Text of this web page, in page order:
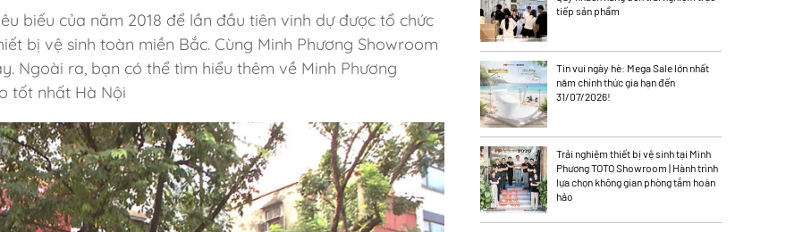
biếu của năm 2018 để lần đầu tiên vinh dự được tổ chức
bị vệ sinh toàn miền Bắc. Cùng Minh Phương Showroom
Ngoài ra, bạn có thể tìm hiểu thêm về Minh Phương
tốt nhất Hà Nội
tiếp sản phẩm
Tin vui ngày hè: Mega Sale lớn nhất
năm chính thức gia hạn đến
31/07/2026!
Trải nghiệm thiết bị vệ sinh tại Minh
Phương TOTO Showroom | Hành trình
lựa chọn không gian phòng tắm hoàn
hảo